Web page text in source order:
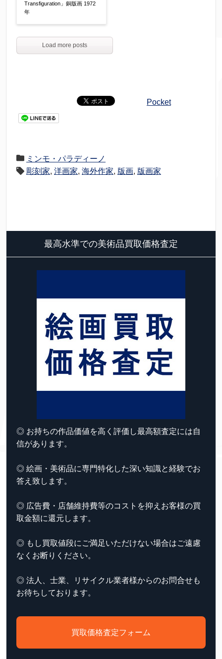
Transfiguration」銅版画 1972
年
Load more posts
Pocket
ミンモ・パラディーノ
彫刻家, 洋画家, 海外作家, 版画, 版画家
最高水準での美術品買取価格査定
◎ お持ちの作品価値を高く評価し最高額査定には自
信があります。
◎ 絵画・美術品に専門特化した深い知識と経験でお
答え致します。
◎ 広告費・店舗維持費等のコストを抑えお客様の買
取金額に還元します。
◎ もし買取値段にご満足いただけない場合はご遠慮
なくお断りください。
◎ 法人、士業、リサイクル業者様からのお問合せも
お待ちしております。
買取価格査定フォーム